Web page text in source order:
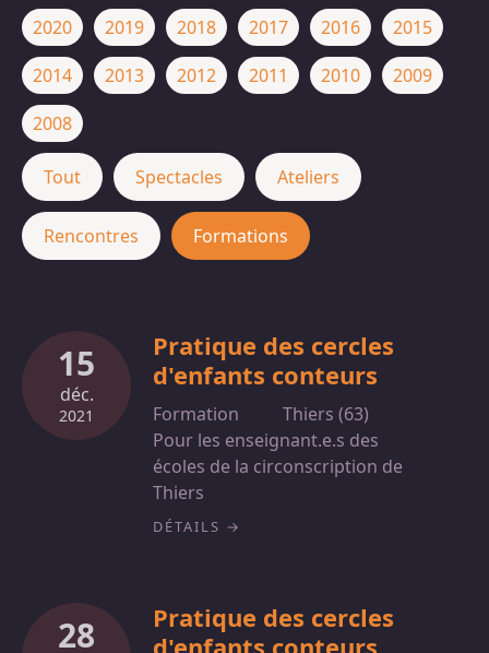
2020
2019 2018 2017 2016
2015
2014
2013 2012 2011 2010
2009
2008
Tout Spectacles Ateliers
Rencontres Formations
15
déc.
2021
Pratique des cercles
d'enfants conteurs
Formation
Thiers (63)
Pour les enseignant.e.s des
écoles de la circonscription de
Thiers
DÉTAILS
28
Pratique des cercles